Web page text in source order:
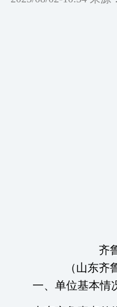
齐
（山东齐
一、 单位基本情